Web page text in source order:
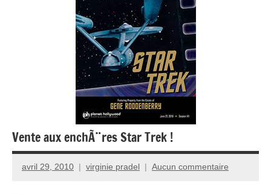
Vente aux enchÃ¨res Star Trek !
avril 29, 2010 virginie pradel Aucun commentaire